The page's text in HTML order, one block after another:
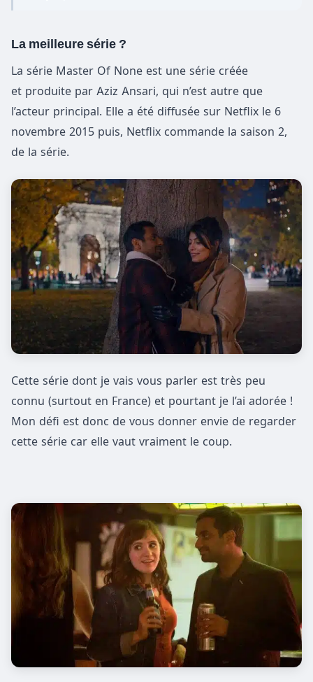
La meilleure série ?
La série Master Of None est une série créée
et produite par Aziz Ansari, qui n’est autre que
l’acteur principal. Elle a été diffusée sur Netflix le 6
novembre 2015 puis, Netflix commande la saison 2,
de la série.
Cette série dont je vais vous parler est très peu
connu (surtout en France) et pourtant je l’ai adorée !
Mon défi est donc de vous donner envie de regarder
cette série car elle vaut vraiment le coup.